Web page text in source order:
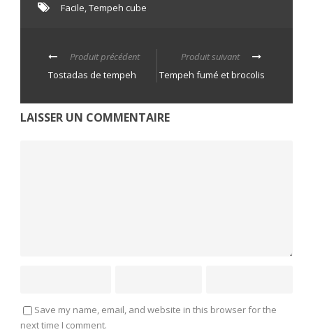
Facile,Tempeh cube
Produit précédent
Tostadas de tempeh
Produit suivant
Tempeh fumé et brocolis
LAISSER UN COMMENTAIRE
Save my name, email, and website in this browser for the
next time I comment.